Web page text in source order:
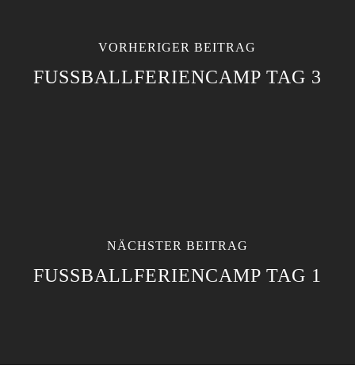
VORHERIGER BEITRAG
FUSSBALLFERIENCAMP TAG 3
NÄCHSTER BEITRAG
FUSSBALLFERIENCAMP TAG 1